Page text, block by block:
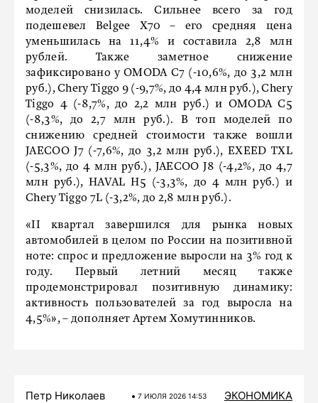
моделей снизилась. Сильнее всего за год
подешевел Belgee X70 – его средняя цена
уменьшилась на 11,4% и составила 2,8 млн
рублей. Также заметное снижение
зафиксировано у OMODA C7 (-10,6%, до 3,2 млн
руб.), Chery Tiggo 9 (-9,7%, до 4,4 млн руб.), Chery
Tiggo 4 (-8,7%, до 2,2 млн руб.) и OMODA C5
(-8,3%, до 2,7 млн руб.). В топ моделей по
снижению средней стоимости также вошли
JAECOO J7 (-7,6%, до 3,2 млн руб.), EXEED TXL
(-5,3%, до 4 млн руб.), JAECOO J8 (-4,2%, до 4,7
млн руб.), HAVAL H5 (-3,3%, до 4 млн руб.) и
Chery Tiggo 7L (-3,2%, до 2,8 млн руб.).
«II квартал завершился для рынка новых
автомобилей в целом по России на позитивной
ноте: спрос и предложение выросли на 3% год к
году. Первый летний месяц также
продемонстрировал позитивную динамику:
активность пользователей за год выросла на
4,5%», – дополняет Артем Хомутинников.
Петр Николаев 7 ИЮЛЯ 2026 14:53 ЭКОНОМИКА